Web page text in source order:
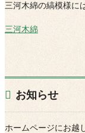
三河木綿の縞模様に
三河木綿
お知らせ
ホームページにお越